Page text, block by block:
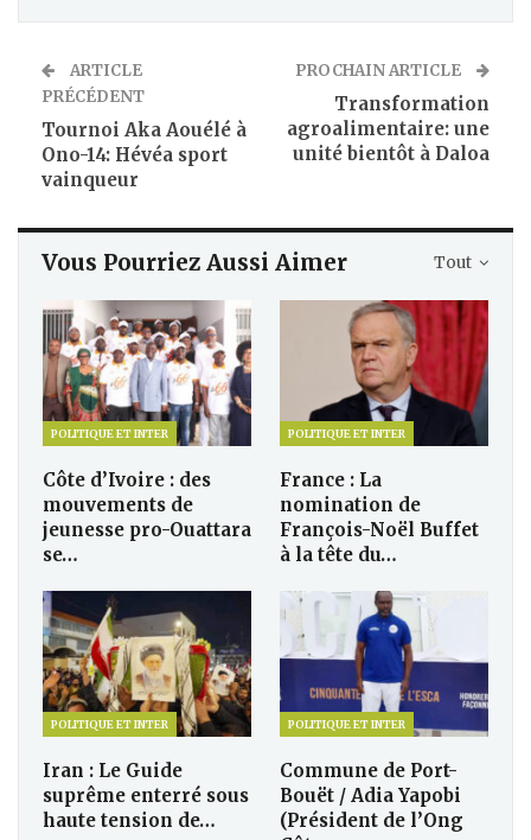
ARTICLE
PRÉCÉDENT
Tournoi Aka Aouélé à
Ono-14: Hévéa sport
vainqueur
PROCHAIN ARTICLE
Transformation
agroalimentaire: une
unité bientôt à Daloa
Tout
Vous Pourriez Aussi Aimer
POLITIQUE ET INTER
Côte d’Ivoire : des
mouvements de
jeunesse pro-Ouattara
se…
POLITIQUE ET INTER
France : La
nomination de
François-Noël Buffet
à la tête du…
POLITIQUE ET INTER
Iran : Le Guide
suprême enterré sous
haute tension de…
POLITIQUE ET INTER
Commune de Port-
Bouët / Adia Yapobi
(Président de l’Ong